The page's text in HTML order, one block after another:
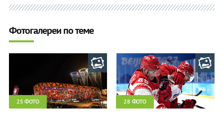
Букмекеры
Хоккей
Теннис
Прочие
Фотогалереи по теме
25 ФОТО 28 ФОТО
Букмекеры
Хоккей
Теннис
Прочие